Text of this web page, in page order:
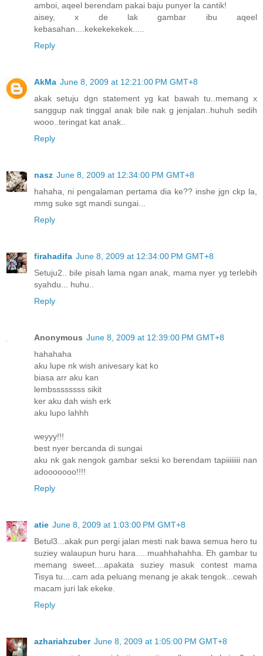
amboi, aqeel berendam pakai baju punyer la cantik!
aisey, x de lak gambar ibu aqeel
kebasahan....kekekekekek.....
Reply
AkMa June 8, 2009 at 12:21:00 PM GMT+8
akak setuju dgn statement yg kat bawah tu..memang x
sanggup nak tinggal anak bile nak g jenjalan..huhuh sedih
wooo..teringat kat anak..
Reply
nasz June 8, 2009 at 12:34:00 PM GMT+8
hahaha, ni pengalaman pertama dia ke?? inshe jgn ckp la,
mmg suke sgt mandi sungai...
Reply
firahadifa June 8, 2009 at 12:34:00 PM GMT+8
Setuju2.. bile pisah lama ngan anak, mama nyer yg terlebih
syahdu... huhu..
Reply
Anonymous June 8, 2009 at 12:39:00 PM GMT+8
hahahaha
aku lupe nk wish anivesary kat ko
biasa arr aku kan
lembssssssss sikit
ker aku dah wish erk
aku lupo lahhh
weyyy!!!
best nyer bercanda di sungai
aku nk gak nengok gambar seksi ko berendam tapiiiiiiii nan
adooooooo!!!!
Reply
atie June 8, 2009 at 1:03:00 PM GMT+8
Betul3...akak pun pergi jalan mesti nak bawa semua hero tu
suziey walaupun huru hara.....muahhahahha. Eh gambar tu
memang sweet....apakata suziey masuk contest mama
Tisya tu....cam ada peluang menang je akak tengok...cewah
macam juri lak ekeke.
Reply
azhariahzuber June 8, 2009 at 1:05:00 PM GMT+8